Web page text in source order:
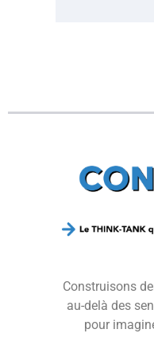
Construisons
au-delà des
pour